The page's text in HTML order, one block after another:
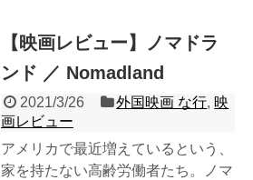
【映画レビュー】ノマドラ
ンド ／ Nomadland
2021/3/26 外国映画 な行, 映
画レビュー
アメリカで最近増えているという、
家を持たない高齢労働者たち。ノマ